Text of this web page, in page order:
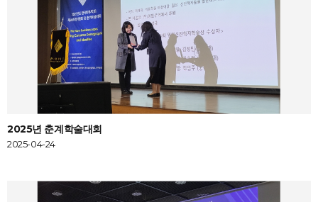
2025년 춘계학술대회
2025-04-24